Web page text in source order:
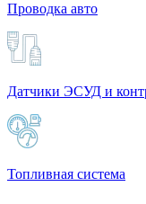
Проводка авто
Датчики ЭСУД и
Топливная система